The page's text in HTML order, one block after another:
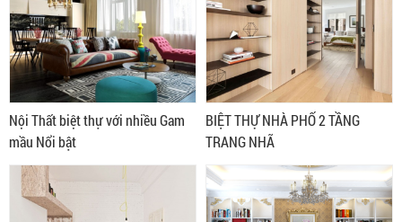
Nội Thất biệt thự với nhiều Gam
mầu Nổi bật
BIỆT THỰ NHÀ PHỐ 2 TẦNG
TRANG NHÃ